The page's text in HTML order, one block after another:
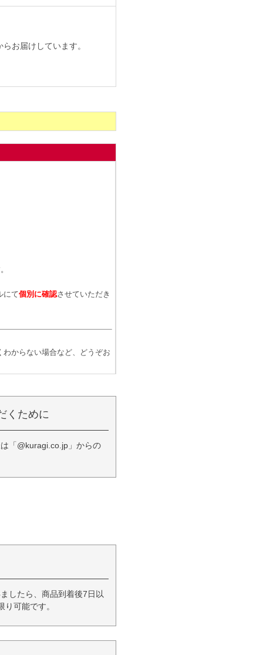
お届けしています。
にて個別に確認させていただき
からない場合など、どうぞお
くために
「@kuragi.co.jp」からの
したら、商品到着後7日以
可能です。